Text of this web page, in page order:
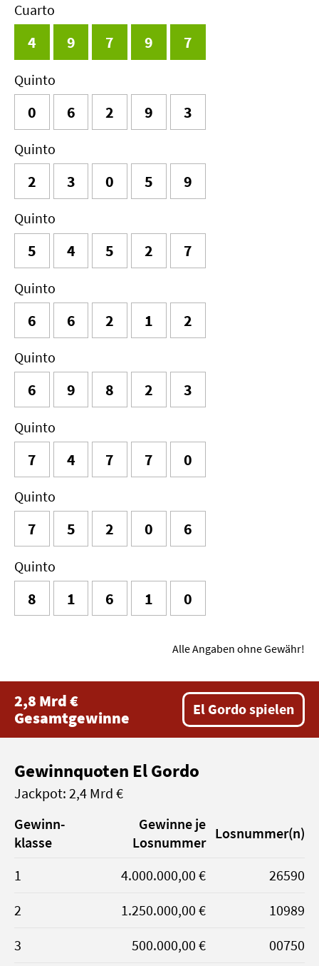
Cuarto
4 9 7 9 7
Quinto
0 6 2 9 3
Quinto
2 3 0 5 9
Quinto
5 4 5 2 7
Quinto
6 6 2 1 2
Quinto
6 9 8 2 3
Quinto
7 4 7 7 0
Quinto
7 5 2 0 6
Quinto
8 1 6 1 0
Alle Angaben ohne Gewähr!
2,8 Mrd €
Gesamtgewinne
El Gordo spielen
Gewinnquoten El Gordo
Jackpot: 2,4 Mrd €
Gewinn­
klasse
Gewinne je
Losnummer
Los­nummer(n)
1 4.000.000,00 €
26590
2
1.250.000,00 €
10989
3
500.000,00 €
00750